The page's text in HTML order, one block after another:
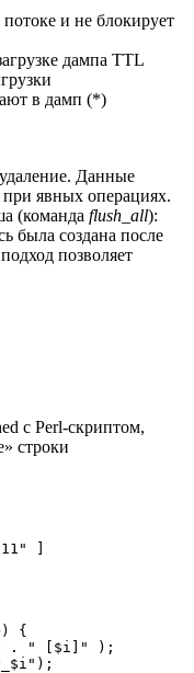
и не блокирует
дампа TTL
в дамп (*)
Данные
явных операциях.
(команда flush_all):
была создана после
позволяет
с Perl-скриптом,
строки
]
{
. " [$i]" );